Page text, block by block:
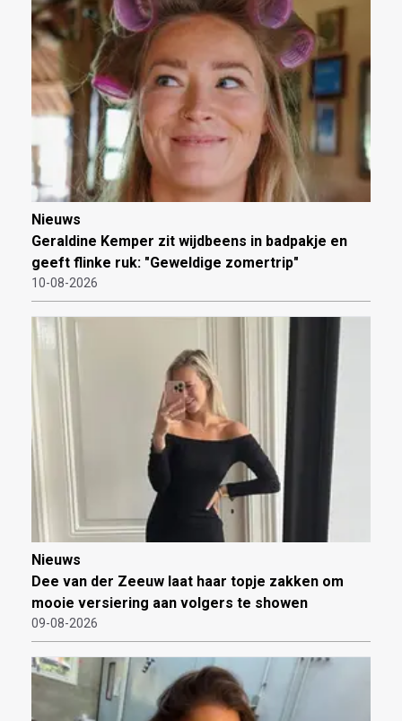
Nieuws
Geraldine Kemper zit wijdbeens in badpakje en
geeft flinke ruk: "Geweldige zomertrip"
10-08-2026
Nieuws
Dee van der Zeeuw laat haar topje zakken om
mooie versiering aan volgers te showen
09-08-2026